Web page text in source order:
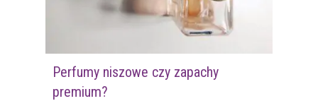
Perfumy niszowe czy zapachy
premium?